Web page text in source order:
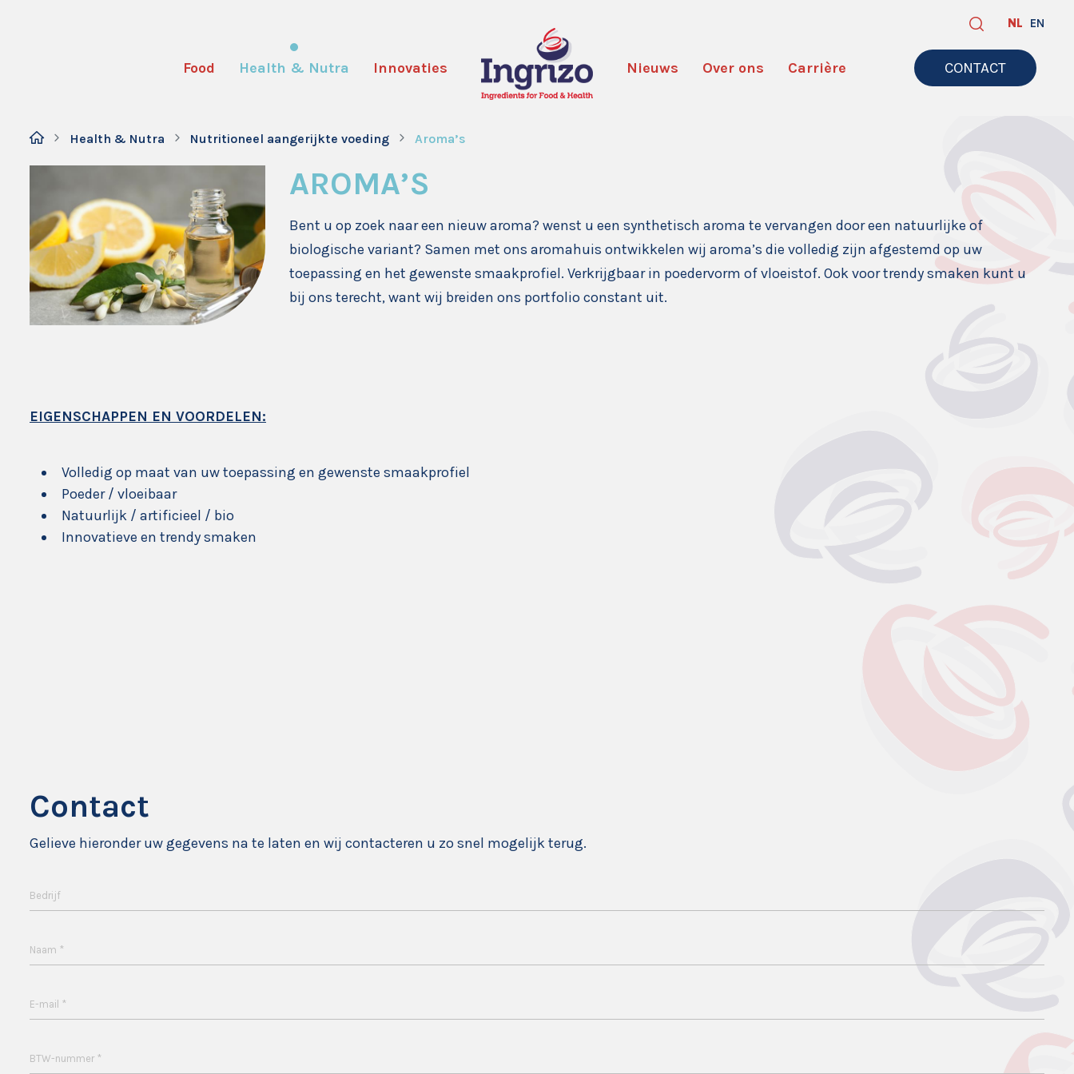
Food Health & Nutra Innovaties Nieuws Over ons Carrière CONTACT
NL EN
Health & Nutra Nutritioneel aangerijkte voeding Aroma’s
AROMA’S
Bent u op zoek naar een nieuw aroma? wenst u een synthetisch aroma te vervangen door een natuurlijke of
biologische variant? Samen met ons aromahuis ontwikkelen wij aroma’s die volledig zijn afgestemd op uw
toepassing en het gewenste smaakprofiel. Verkrijgbaar in poedervorm of vloeistof. Ook voor trendy smaken kunt u
bij ons terecht, want wij breiden ons portfolio constant uit.
EIGENSCHAPPEN EN VOORDELEN:
Volledig op maat van uw toepassing en gewenste smaakprofiel
Poeder / vloeibaar
Natuurlijk / artificieel / bio
Innovatieve en trendy smaken
Contact
Gelieve hieronder uw gegevens na te laten en wij contacteren u zo snel mogelijk terug.
Bedrijf
Naam *
E-mail *
BTW-nummer *